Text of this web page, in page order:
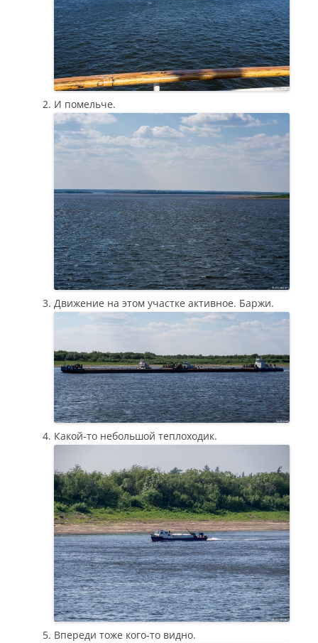
И помельче.
Движение на этом участке активное. Баржи.
Какой-то небольшой теплоходик.
Впереди тоже кого-то видно.